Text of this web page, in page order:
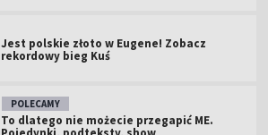
Jest polskie złoto w Eugene! Zobacz
rekordowy bieg Kuś
POLECAMY
To dlatego nie możecie przegapić ME.